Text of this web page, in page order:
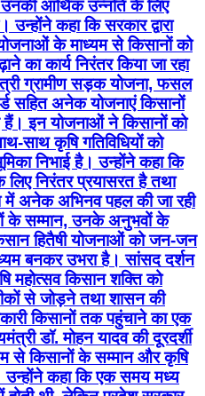
आर्थिक उन्नति के लिए
उन्होंने कहा कि सरकार द्वारा
के माध्यम से किसानों को
कार्य निरंतर किया जा रहा
ग्रामीण सड़क योजना, फसल
सहित अनेक योजनाएं किसानों
हैं। इन योजनाओं ने किसानों को
साथ कृषि गतिविधियों को
निभाई है। उन्होंने कहा कि
निरंतर प्रयासरत है तथा
में अनेक अभिनव पहल की जा रही
के सम्मान, उनके अनुभवों के
हितैषी योजनाओं को जन-जन
बनकर उभरा है। सांसद दर्शन
महोत्सव किसान शक्ति को
से जोड़ने तथा शासन की
किसानों तक पहुंचाने का एक
डॉ. मोहन यादव की दूरदर्शी
से किसानों के सम्मान और कृषि
उन्होंने कहा कि एक समय मध्य